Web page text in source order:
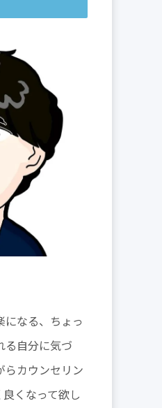
なる、ちょっ
る自分に気づ
らカウンセリン
くなって欲し